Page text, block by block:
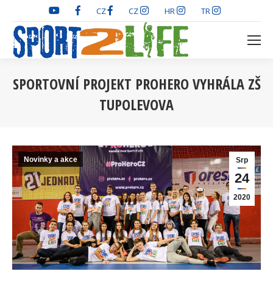
CZ CZ HR TR
SPORTOVNÍ PROJEKT PROHERO VYHRÁLA ZŠ
TUPOLEVOVA
Srp
24
2020
Novinky a akce